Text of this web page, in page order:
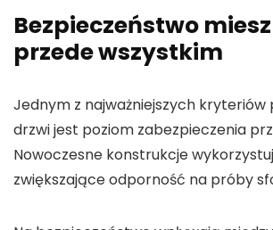
Bezpieczeństwo
przede wszystkim
Jednym z najważniejszych kryteriów
drzwi jest poziom zabezpieczenia
Nowoczesne konstrukcje
zwiększające odporność na próby